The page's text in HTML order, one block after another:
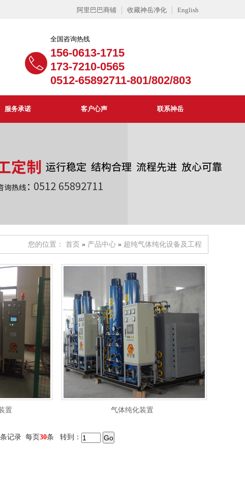
阿里巴巴商铺 收藏神岳净化 English
全国咨询热线
156-0613-1715
173-7210-0565
0512-65892711-801/802/803
服务承诺 客户心声 联系神岳
您的位置： 首页 » 产品中心 » 超纯气体纯化设备及工程
置 气体纯化装置
条记录 每页30条 转到：